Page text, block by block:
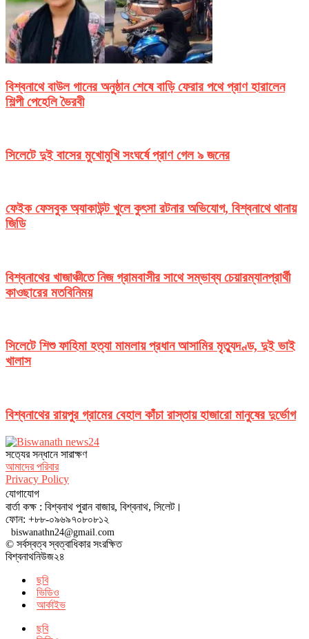
বিশ্বনাথে বাউল গানের অনুষ্ঠান শেষে বাড়ি ফেরার পথে প্রাণ হারালেন
শিল্পী পেহেলি ভৈরবী
সিলেটে দুই বাসের মুখোমুখি সংঘর্ষে প্রাণ গেল ৯ জনের
ফেইক ফেসবুক অ্যাকাউন্ট খুলে কুৎসা রটনার অভিযোগ, বিশ্বনাথে থানায়
জিডি
বিশ্বনাথের খাজাঞ্চীতে নিজ গ্রামবাসীর সাথে সম্ভাব্য চেয়ারম্যানপ্রার্থী
কাওছারের মতবিনিময়
সিলেটে শিশু ফাহিমা হত্যা মামলায় প্রধান আসামির মৃত্যুদণ্ড, দুই ভাই
খালাস
বিশ্বনাথের রায়পুর গ্রামের বেহাল কাঁচা রাস্তায় হাজারো মানুষের দুর্ভোগ
সত‌্যের সন্ধানে সারাক্ষণ
আমাদের পরিবার
Privacy Policy
যোগাযোগ
বার্তা কক্ষ : বিশ্বনাথ পুরান বাজার, বিশ্বনাথ, সিলেট।
ফোন: +৮৮-০৯৬৯৭০৮০৮১২
biswanathn24@gmail.com
© সর্বস্বত্ব স্বত্বাধিকার সংরক্ষিত
বিশ্বনাথনিউজ২৪
ছবি
ভিডিও
আর্কাইভ
ছবি